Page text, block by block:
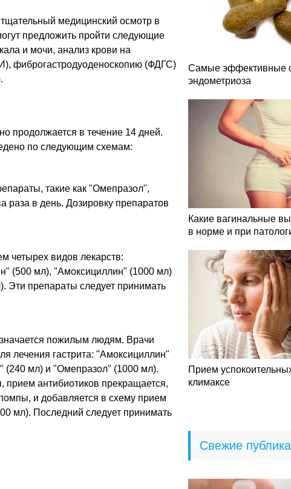
медицинский осмотр в
предложить пройти следующие
и мочи, анализ крови на
фиброгастродуоденоскопию (ФДГС)
продолжается в течение 14 дней.
по следующим схемам:
такие как "Омепразол",
раза в день. Дозировку препаратов
четырех видов лекарств:
(500 мл), "Амоксициллин" (1000 мл)
Эти препараты следует принимать
пожилым людям. Врачи
лечения гастрита: "Амоксициллин"
(240 мл) и "Омепразол" (1000 мл).
прием антибиотиков прекращается,
и добавляется в схему прием
мл). Последний следует принимать
Самые эффективные
эндометриоза
Какие вагинальные
в норме и при
Прием
климаксе
Свежие